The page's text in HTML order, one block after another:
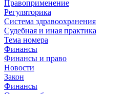
Правоприменение
Регуляторика
Система здравоохранения
Судебная и иная практика
Тема номера
Финансы
Финансы и право
Новости
Закон
Финансы